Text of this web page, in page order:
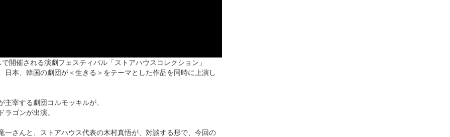
開催される演劇フェ­スティバル「ストアハウスコレクション」
本、韓国の劇団が＜生きる＞をテ­ーマとした作品を同時に上演し
宰する劇団コルモッキルが、
ゴンが出演。
さんと、ストアハウス代表の木村­真悟が、対談する形で、今回の